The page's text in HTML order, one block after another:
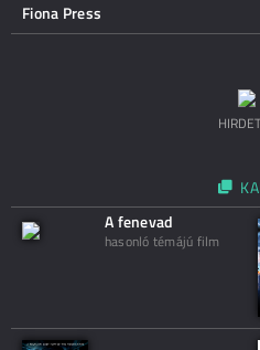
Fiona Press
A fenevad
hasonló témájú film